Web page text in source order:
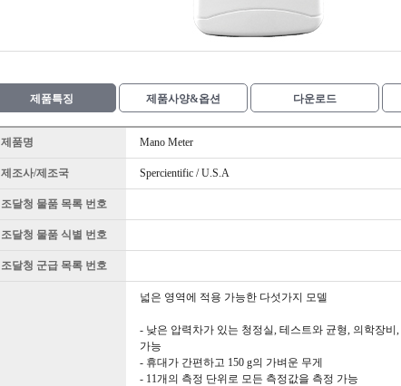
제품특징 제품사양&옵션 다운로드
제품명 Mano Meter
제조사/제조국 Spercientific / U.S.A
조달청 물품 목록 번호
조달청 물품 식별 번호
조달청 군급 목록 번호
넓은 영역에 적용 가능한 다섯가지 모델
- 낮은 압력차가 있는 청정실, 테스트와 균형, 의학장
가능
- 휴대가 간편하고 150 g의 가벼운 무게
- 11개의 측정 단위로 모든 측정값을 측정 가능